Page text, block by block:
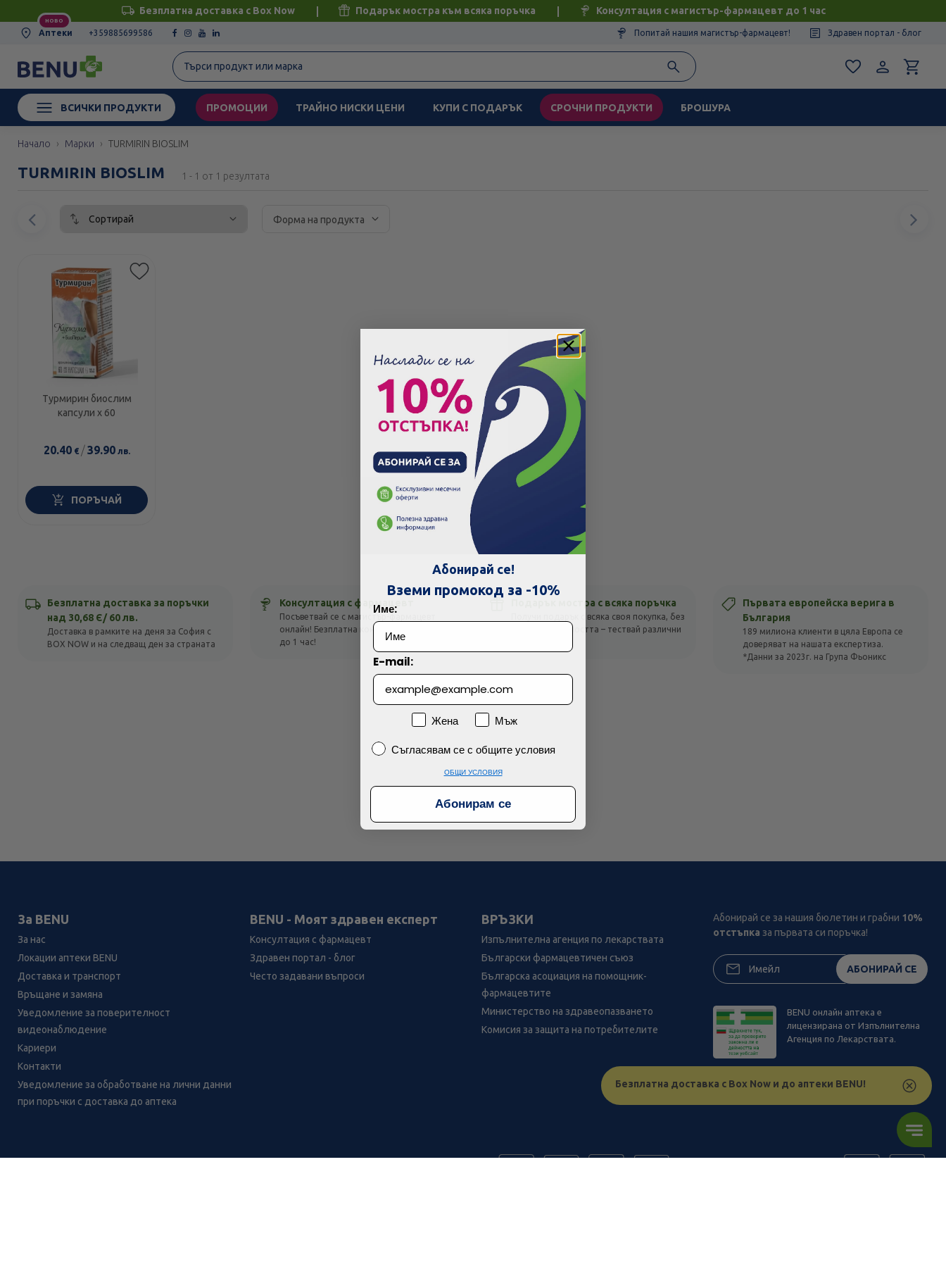
Безплатна доставка с Box Now и до аптеки BENU!
Безплатна доставка с Box Now Подарък мостра към всяка поръчка Консултация с магистър-фармацевт до 1 час
НОВО
Аптеки +359885699586 Попитай нашия магистър-фармацевт! Здравен портал - блог
ВСИЧКИ ПРОДУКТИ ПРОМОЦИИ ТРАЙНО НИСКИ ЦЕНИ КУПИ С ПОДАРЪК СРОЧНИ ПРОДУКТИ БРОШУРА
Начало Марки TURMIRIN BIOSLIM
TURMIRIN BIOSLIM 1 - 1 от 1 резултата
Сортирай
Форма на продукта
Предишен
Турмирин биослим
капсули х 60
20.40€ /39.90лв.
ПОРЪЧАЙ
Безплатна доставка за поръчки
над 30,68 Є/ 60 лв.
Доставка в рамките на деня за София с
BOX NOW и на следващ ден за страната
Консултация с фармацевт
Посъветвай се с магистър-фармацевт
онлайн! Безплатна консултация с отговор
до 1 час!
Подарък мостра с всяка поръчка
Получи подарък с всяка своя покупка, без
оглед на стойността – тествай различни
Първата европейска верига в
България
189 милиона клиенти в цяла Европа се
доверяват на нашата експертиза.
*Данни за 2023г. на Група Фьоникс
За BENU
За нас
Локации аптеки BENU
Доставка и транспорт
Връщане и замяна
Уведомление за поверителност
видеонаблюдение
Кариери
Контакти
Уведомление за обработване на лични данни
при поръчки с доставка до аптека
BENU - Моят здравен експерт
Консултация с фармацевт
Здравен портал - блог
Често задавани въпроси
ВРЪЗКИ
Изпълнителна агенция по лекарствата
Български фармацевтичен съюз
Българска асоциация на помощник-
фармацевтите
Министерство на здравеопазването
Комисия за защита на потребителите
Абонирай се за нашия бюлетин и грабни 10%
отстъпка за първата си поръчка!
АБОНИРАЙ СЕ
BENU онлайн аптека е
лицензирана от Изпълнителна
Агенция по Лекарствата.
Лесно ли се ориентираш в
Търсих друго
Технически проблем с плащането
Просто разглеждам Намерих по-евтино
Абонирай се!
Вземи промокод за -10%
Име:
E-mail:
ПолЖена
Мъж
Съгласявам се с общите условия
Съгласявам се с общите условия
ОБЩИ УСЛОВИЯ
Абонирам се